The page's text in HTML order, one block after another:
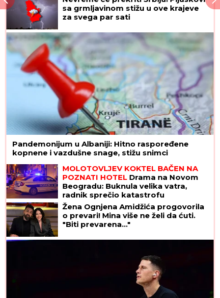
sa grmljavinom stižu u ove krajeve
za svega par sati
Pandemonijum u Albaniji: Hitno raspoređene
kopnene i vazdušne snage, stižu snimci
MOLOTOVLJEV KOKTEL BAČEN NA
POZNATI HOTEL Drama na Novom
Beogradu: Buknula velika vatra,
radnik sprečio katastrofu
Žena Ognjena Amidžića progovorila
o prevari! Mina više ne želi da ćuti.
"Biti prevarena..."